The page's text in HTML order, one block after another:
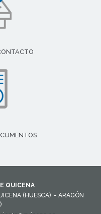
QUICENA
(HUESCA) - ARAGÓN